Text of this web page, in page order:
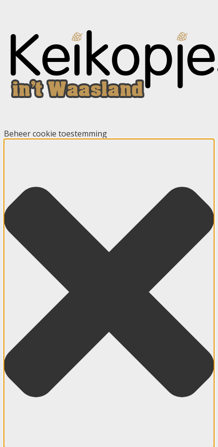
Beheer cookie toestemming